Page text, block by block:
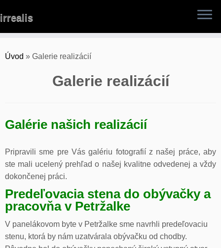
to
irrealis
Úvod » Galerie realizácií
Galerie realizácií
Galérie našich realizácií
Pripravili sme pre Vás galériu fotografií z našej práce, aby
ste mali ucelený prehľad o našej kvalitne odvedenej a vždy
dokončenej práci.
Predeľovacia stena do obývačky a
pracovňa v Petržalke
V panelákovom byte v Petržalke sme navrhli predeľovaciu
stenu, ktorá by nám uzatvárala obývačku od chodby.